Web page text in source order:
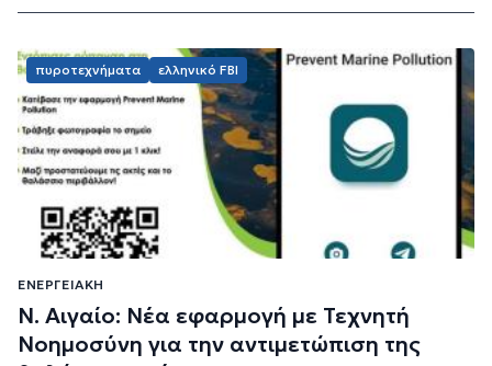
πυροτεχνήματα ελληνικό FBI
ΕΝΕΡΓΕΙΑΚΉ
Ν. Αιγαίο: Νέα εφαρμογή με Τεχνητή
Νοημοσύνη για την αντιμετώπιση της